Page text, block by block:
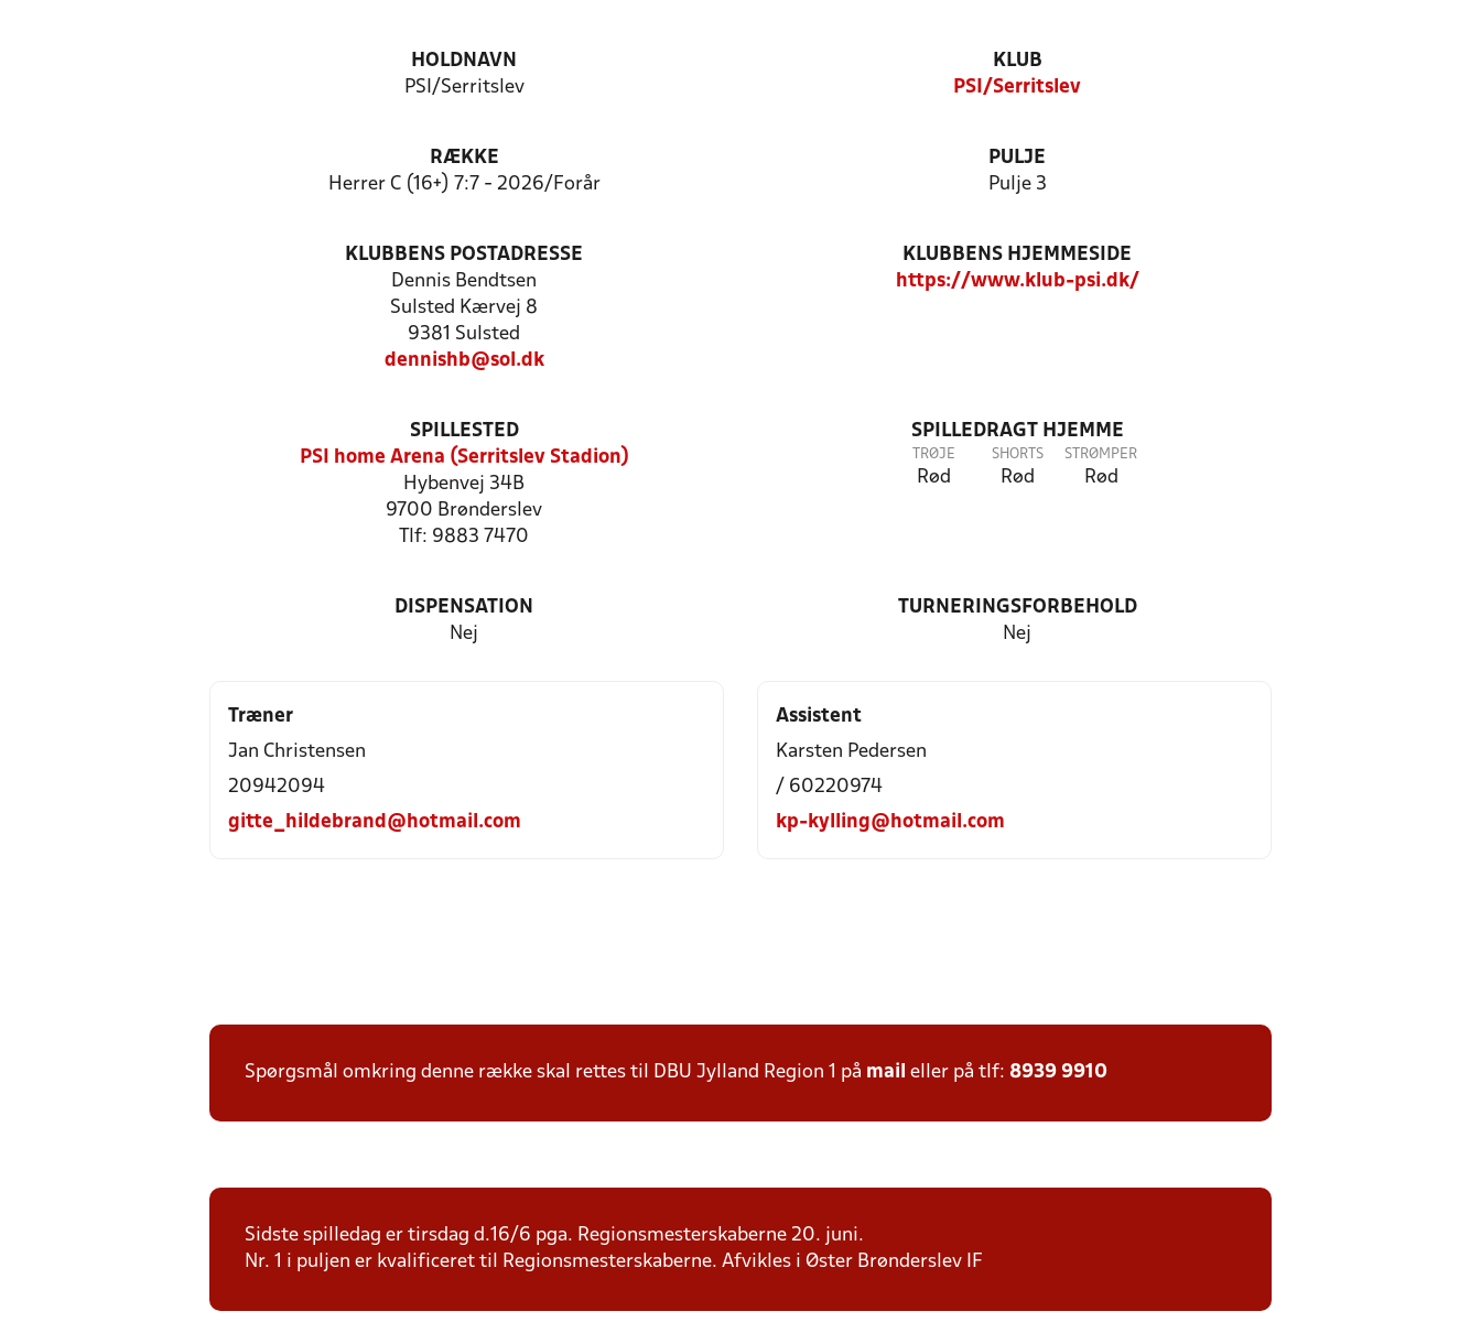
HOLDNAVN
PSI/Serritslev
KLUB
PSI/Serritslev
RÆKKE
Herrer C (16+) 7:7 - 2026/Forår
PULJE
Pulje 3
KLUBBENS POSTADRESSE
Dennis Bendtsen
Sulsted Kærvej 8
9381 Sulsted
dennishb@sol.dk
KLUBBENS HJEMMESIDE
https://www.klub-psi.dk/
SPILLESTED
PSI home Arena (Serritslev Stadion)
Hybenvej 34B
9700 Brønderslev
Tlf: 9883 7470
SPILLEDRAGT HJEMME
TRØJE
Rød
SHORTS
Rød
STRØMPER
Rød
DISPENSATION
Nej
TURNERINGSFORBEHOLD
Nej
Træner
Jan Christensen
20942094
gitte_hildebrand@hotmail.com
Assistent
Karsten Pedersen
/ 60220974
kp-kylling@hotmail.com
Spørgsmål omkring denne række skal rettes til DBU Jylland Region 1 på mail eller på tlf: 8939 9910
Sidste spilledag er tirsdag d.16/6 pga. Regionsmesterskaberne 20. juni.
Nr. 1 i puljen er kvalificeret til Regionsmesterskaberne. Afvikles i Øster Brønderslev IF